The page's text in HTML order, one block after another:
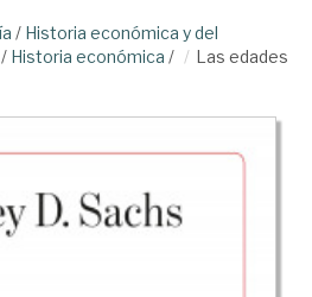
/ Historia económica y del
/ Historia económica /
Las edades